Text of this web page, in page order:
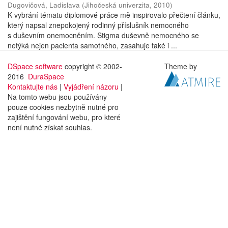
Dugovičová, Ladislava (Jihočeská univerzita, 2010)
K vybrání tématu diplomové práce mě inspirovalo přečtení článku,
který napsal znepokojený rodinný příslušník nemocného
s duševním onemocněním. Stigma duševně nemocného se
netýká nejen pacienta samotného, zasahuje také i ...
DSpace software copyright © 2002-
2016 DuraSpace
Kontaktujte nás | Vyjádření názoru |
Na tomto webu jsou používány
pouze cookies nezbytně nutné pro
zajištění fungování webu, pro které
není nutné získat souhlas.
Theme by